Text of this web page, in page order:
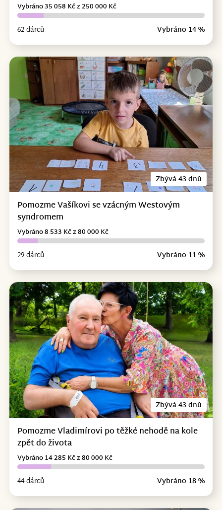
62 dárců Vybráno 14 %
Vybráno 35 058 Kč z 250 000 Kč
Zbývá 43 dnů
Pomozme Vašíkovi se vzácným Westovým
syndromem
29 dárců Vybráno 11 %
Vybráno 8 533 Kč z 80 000 Kč
Zbývá 43 dnů
Pomozme Vladimírovi po těžké nehodě na kole
zpět do života
44 dárců Vybráno 18 %
Vybráno 14 285 Kč z 80 000 Kč